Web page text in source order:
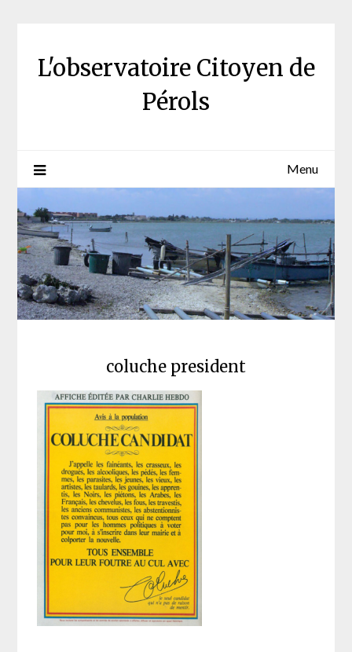
L'observatoire Citoyen de
Pérols
Menu
coluche president